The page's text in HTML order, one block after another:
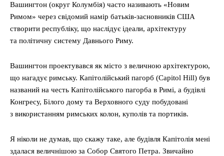
Вашингтон (округ Колумбія) часто називають «Новим
Римом» через свідомий намір батьків-засновників США
створити республіку, що наслідує ідеали, архітектуру
та політичну систему Давнього Риму.
Вашингтон проектувався як місто з величною архітектурою,
що нагадує римську. Капітолійський пагорб (Capitol Hill) був
названий на честь Капітолійського пагорба в Римі, а будівлі
Конгресу, Білого дому та Верховного суду побудовані
з використанням римських колон, куполів та портиків.
Я ніколи не думав, що скажу таке, але будівля Капітолія мені
здалася величнішою за Собор Святого Петра. Звичайно